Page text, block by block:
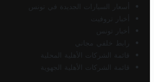
أسعار السيارات الجديدة في تونس
أخبار تروفيت
أخبار تونس
رابط خلفي مجاني
قائمة الشركات الأهلية المحلية
قائمة الشركات الأهلية الجهوية